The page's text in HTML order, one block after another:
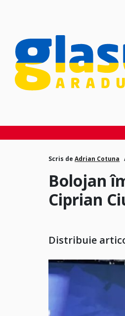
Scris deAdrian Cotuna
Bolojan
Ciprian
Distribuie